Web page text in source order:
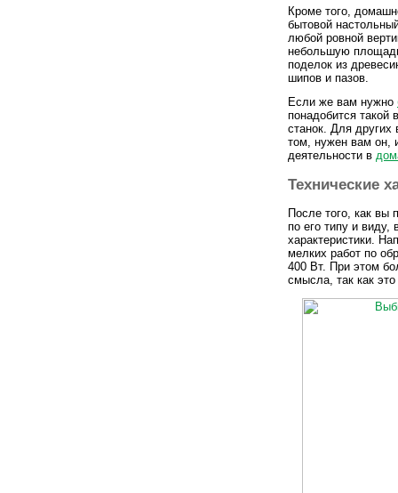
Кроме того,
бытовой
любой ровной
небольшую
поделок из
шипов и пазов.
Если же вам нужно
понадобится такой
станок. Для других
том, нужен вам он,
деятельности в
Технические
После того, как вы
по его типу и виду,
характеристики.
мелких работ по
400 Вт. При этом
смысла, так как